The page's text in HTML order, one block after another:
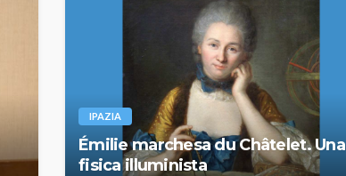
IPAZIA
Émilie marchesa du Châtelet. Una
fisica illuminista